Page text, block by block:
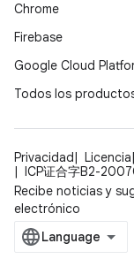
Chrome
Firebase
Google Cloud
Todos los
Privacidad Licencia
ICP证合字B2-
Recibe noticias y
electrónico